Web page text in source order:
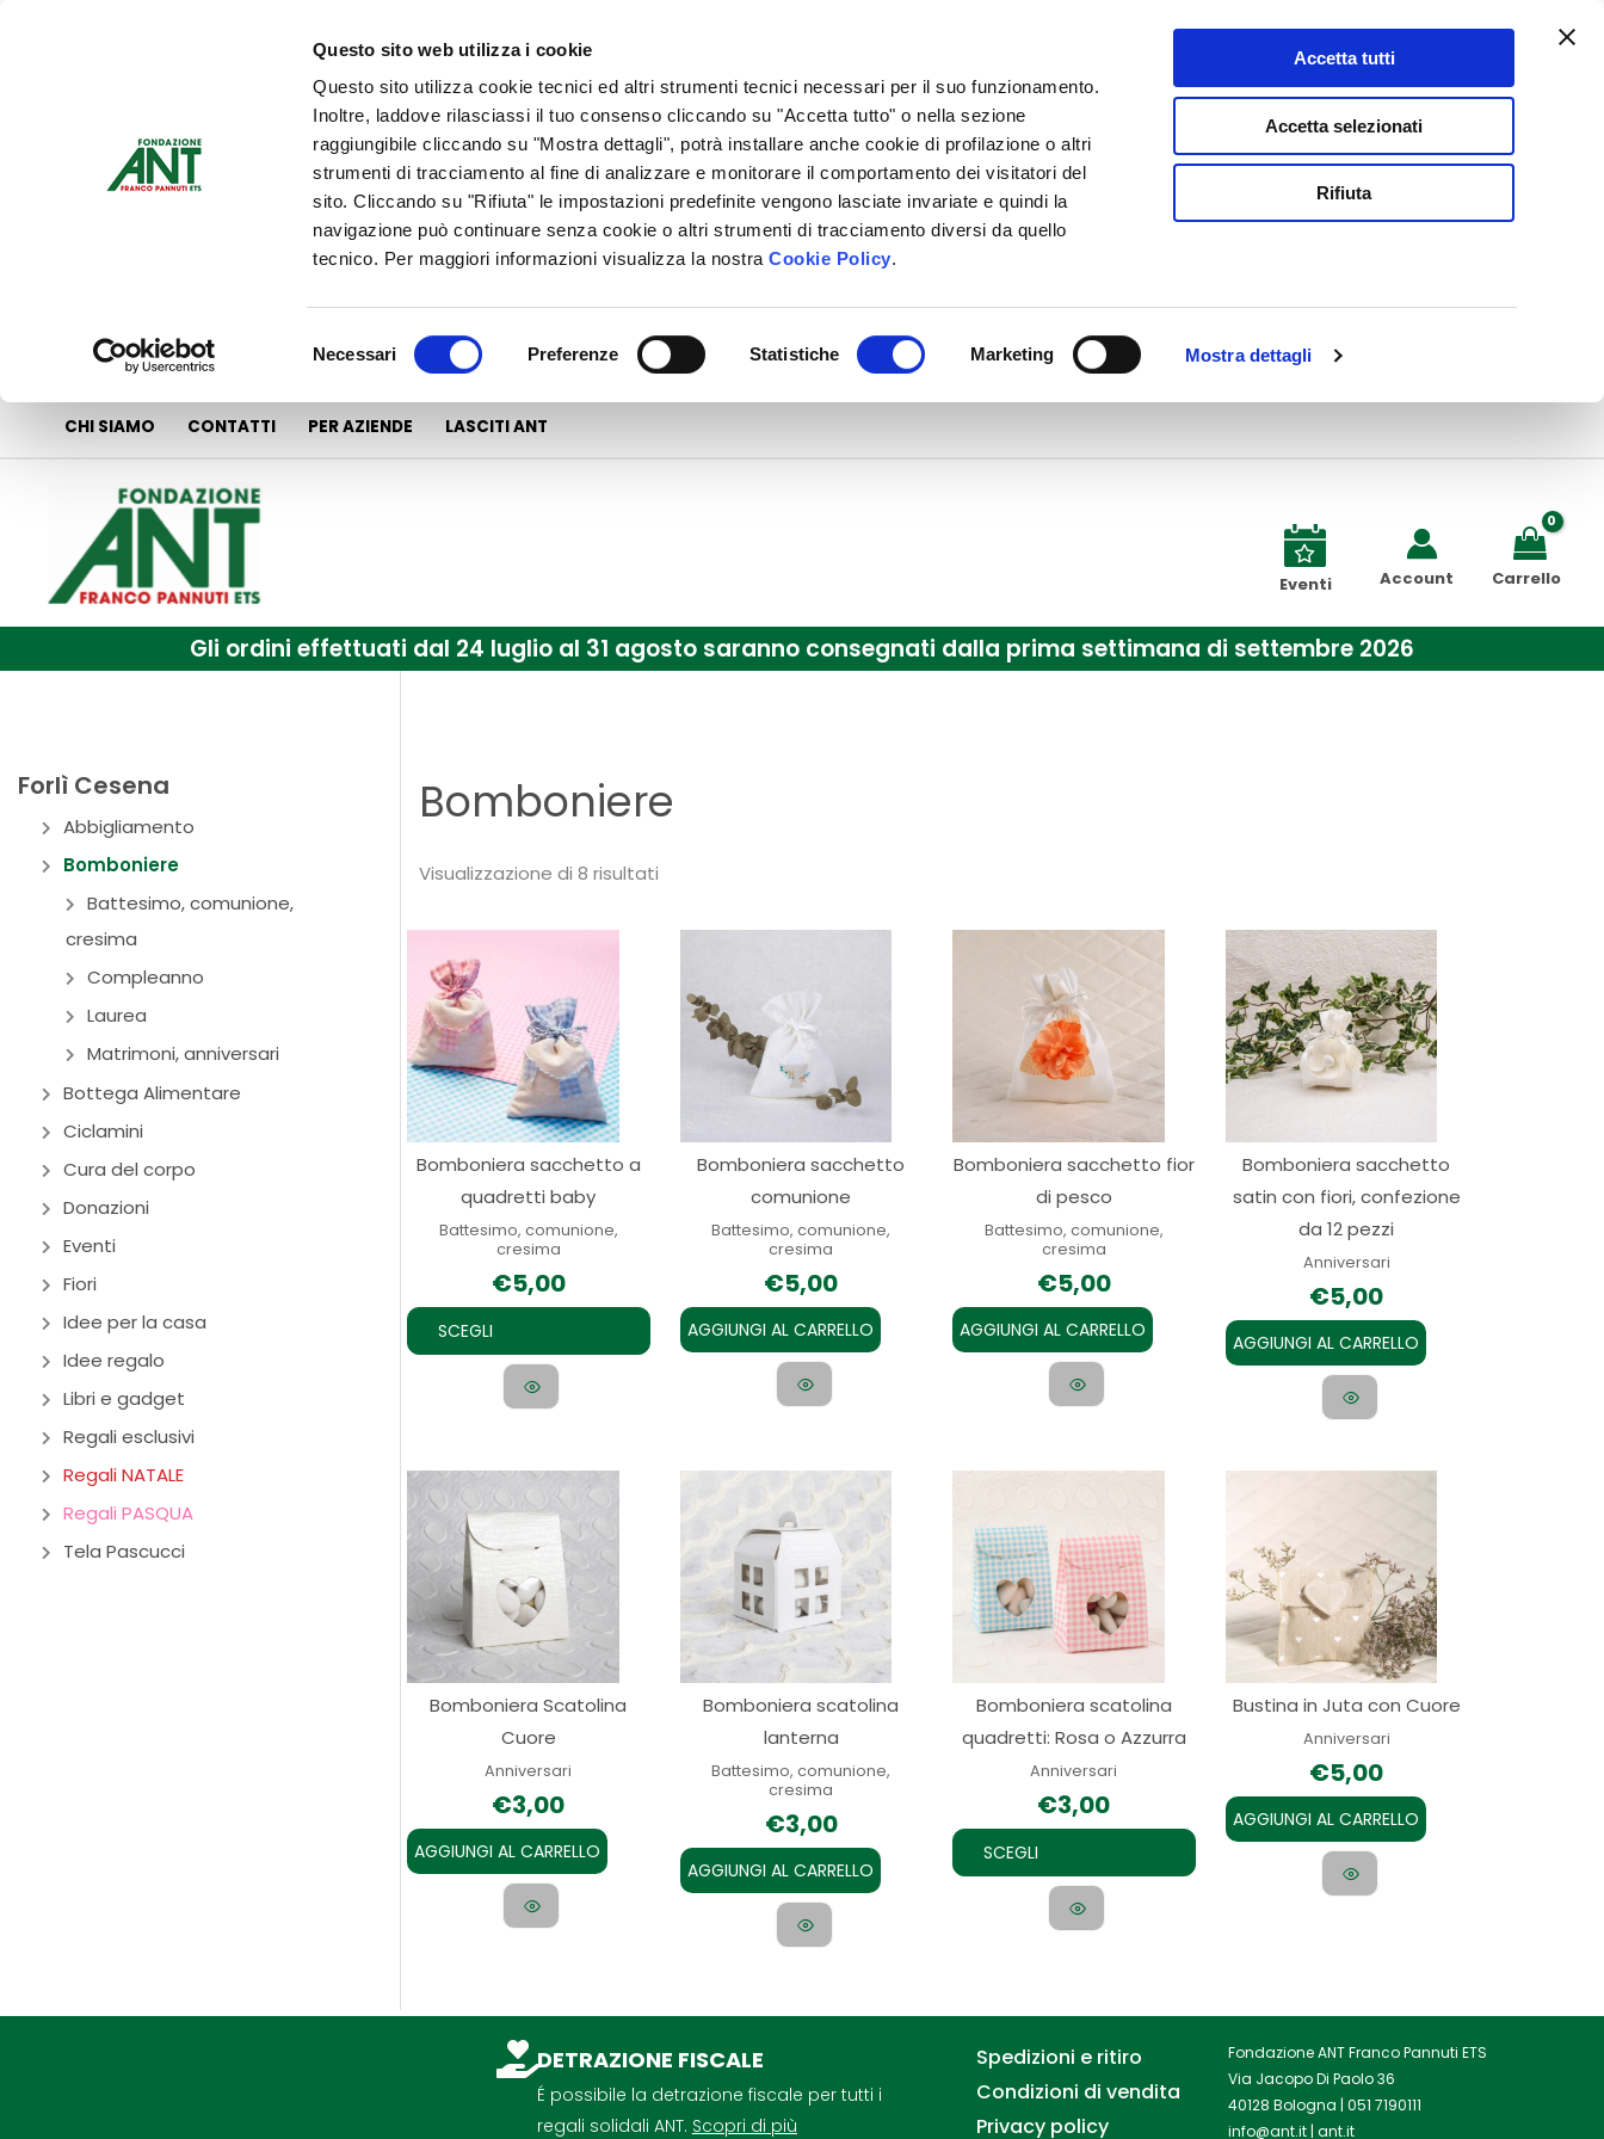
Questo sito web utilizza i cookie
Questo sito utilizza cookie tecnici ed altri strumenti tecnici necessari per il suo funzionamento.
Inoltre, laddove rilasciassi il tuo consenso cliccando su "Accetta tutto" o nella sezione
raggiungibile cliccando su "Mostra dettagli", potrà installare anche cookie di profilazione o altri
strumenti di tracciamento al fine di analizzare e monitorare il comportamento dei visitatori del
sito. Cliccando su "Rifiuta" le impostazioni predefinite vengono lasciate invariate e quindi la
navigazione può continuare senza cookie o altri strumenti di tracciamento diversi da quello
tecnico. Per maggiori informazioni visualizza la nostraCookie Policy.
del
Necessari Preferenze Statistiche Marketing Mostra dettagli
Accetta tutti
Accetta selezionati
Rifiuta
CHI SIAMO CONTATTI PER AZIENDE LASCITI ANT
Eventi Account Carrello
Gli ordini effettuati dal 24 luglio al 31 agosto saranno consegnati dalla prima settimana di settembre 2026
Forlì Cesena
Abbigliamento
Bomboniere
Battesimo, comunione,
cresima
Compleanno
Laurea
Matrimoni, anniversari
Bottega Alimentare
Ciclamini
Cura del corpo
Donazioni
Eventi
Fiori
Idee per la casa
Idee regalo
Libri e gadget
Regali esclusivi
Regali NATALE
Regali PASQUA
Tela Pascucci
Bomboniere
Visualizzazione di 8 risultati
Ordina
al
Bomboniera sacchetto a
quadretti baby
Battesimo, comunione,
cresima
€5,00
SCEGLI
ha
più
varianti.
Le
opzioni
possono
essere
scelte
nella
pagina
prodotto
Bomboniera sacchetto
comunione
Battesimo, comunione,
cresima
€5,00
AGGIUNGI AL CARRELLO
Bomboniera sacchetto fior
di pesco
Battesimo, comunione,
cresima
€5,00
AGGIUNGI AL CARRELLO
Bomboniera sacchetto
satin con fiori, confezione
da 12 pezzi
Anniversari
€5,00
AGGIUNGI AL CARRELLO
Bomboniera Scatolina
Cuore
Anniversari
€3,00
AGGIUNGI AL CARRELLO
Bomboniera scatolina
lanterna
Battesimo, comunione,
cresima
€3,00
AGGIUNGI AL CARRELLO
Bomboniera scatolina
quadretti: Rosa o Azzurra
Anniversari
€3,00
SCEGLI
ha
più
varianti.
Le
possono
essere
scelte
nella
pagina
Bustina in Juta con Cuore
Anniversari
€5,00
AGGIUNGI AL CARRELLO
DETRAZIONE FISCALE
É possibile la detrazione fiscale per tutti i
regali solidali ANT. Scopri di più
Spedizioni e ritiro
Condizioni di vendita
Privacy policy
Fondazione ANT Franco Pannuti ETS
Via Jacopo Di Paolo 36
40128 Bologna |051 7190111
info@ant.it |ant.it